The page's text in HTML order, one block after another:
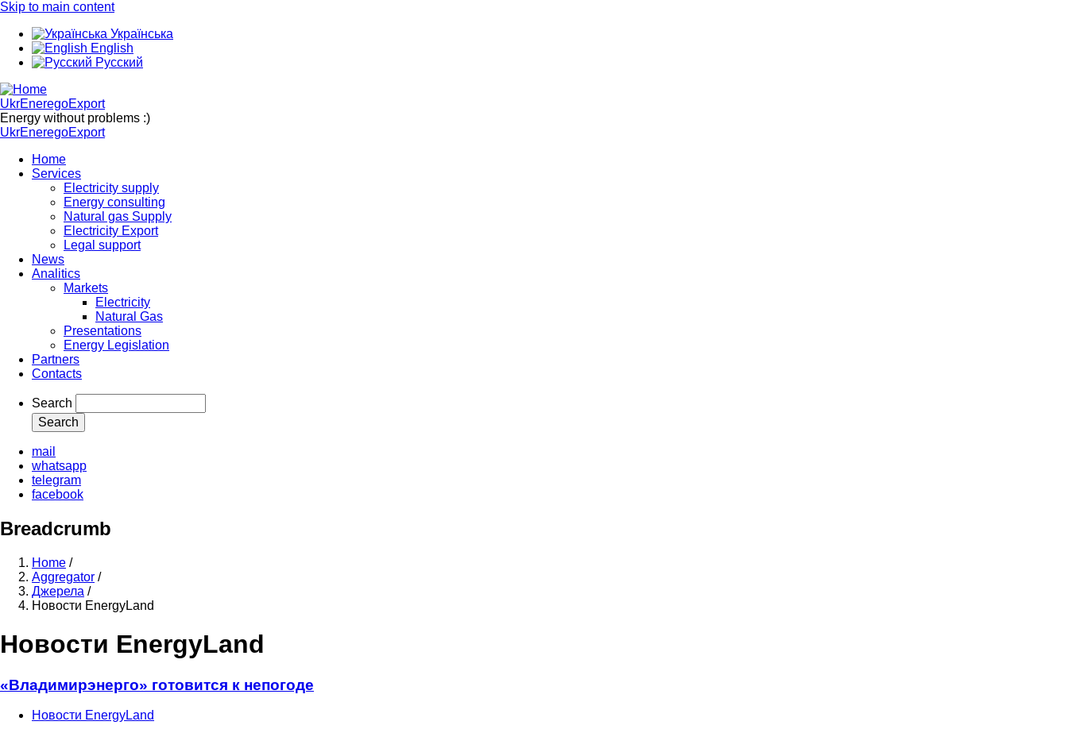
Skip to main content
Українська
English
Русский
UkrEneregoExport
Energy without problems :)
UkrEneregoExport
Home
Services
Electricity supply
Energy consulting
Natural gas Supply
Electricity Export
Legal support
News
Analitics
Markets
Electricity
Natural Gas
Presentations
Energy Legislation
Partners
Contacts
Search
mail
whatsapp
telegram
facebook
Breadcrumb
Home /
Aggregator /
Джерела /
Новости EnergyLand
Новости EnergyLand
«Владимирэнерго» готовится к непогоде
Новости EnergyLand